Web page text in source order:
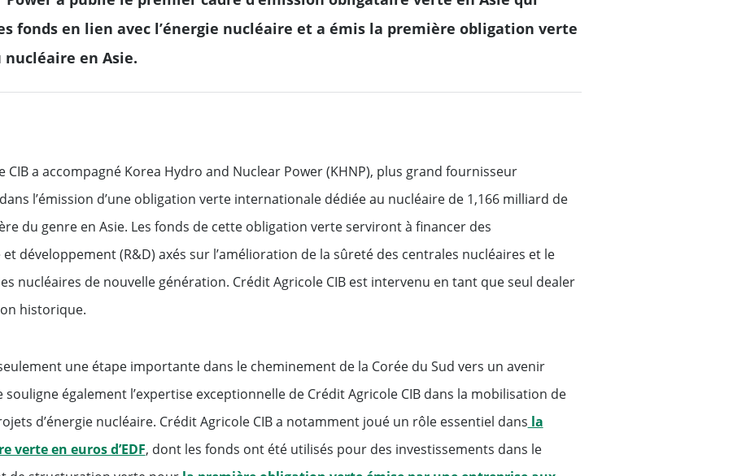
ressources naturelles
Financement des matières
Leveraged Finance
Tout voir
de
Tout voir
et marché de la
et reporting du Groupe
Agricole et de Crédit Agricole CIB
solidaire & culturel
de nos impacts
fonds en lien avec l’énergie nucléaire et a émis la première obligation verte
en Asie.
CIB a accompagné Korea Hydro and Nuclear Power (KHNP), plus grand fournisseur
l’émission d’une obligation verte internationale dédiée au nucléaire de 1,166 milliard de
du genre en Asie. Les fonds de cette obligation verte serviront à financer des
développement (R&D) axés sur l’amélioration de la sûreté des centrales nucléaires et le
nucléaires de nouvelle génération. Crédit Agricole CIB est intervenu en tant que seul dealer
historique.
une étape importante dans le cheminement de la Corée du Sud vers un avenir
également l’expertise exceptionnelle de Crédit Agricole CIB dans la mobilisation de
d’énergie nucléaire. Crédit Agricole CIB a notamment joué un rôle essentiel dans la
verte en euros d’EDF, dont les fonds ont été utilisés pour des investissements dans le